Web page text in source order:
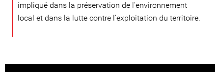
impliqué dans la préservation de l’environnement
local et dans la lutte contre l’exploitation du territoire.